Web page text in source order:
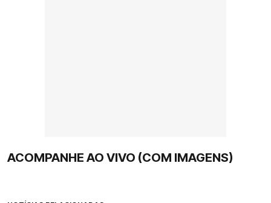
ACOMPANHE AO VIVO (COM IMAGENS)